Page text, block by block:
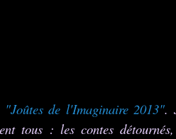
"Joûtes de l'Imaginaire 2013".
tous : les contes